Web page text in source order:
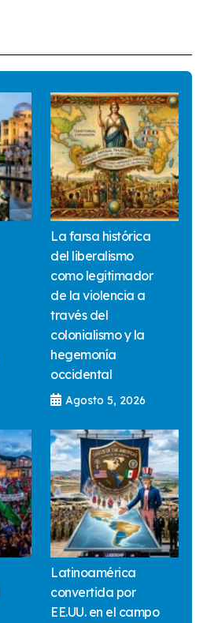
La farsa histórica
del liberalismo
como legitimador
de la violencia a
través del
colonialismo y la
hegemonía
occidental
Agosto 5, 2026
Latinoamérica
convertida por
EE.UU. en el campo